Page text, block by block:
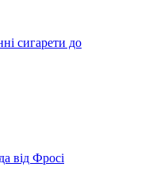
сигарети до
від Фросі